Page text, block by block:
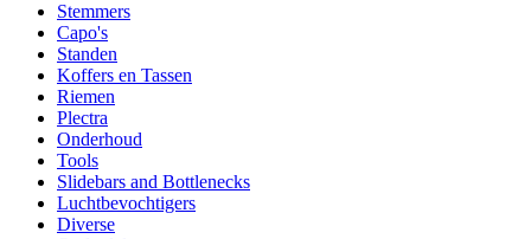
Stemmers
Capo's
Standen
Koffers en Tassen
Riemen
Plectra
Onderhoud
Tools
Slidebars and Bottlenecks
Luchtbevochtigers
Diverse